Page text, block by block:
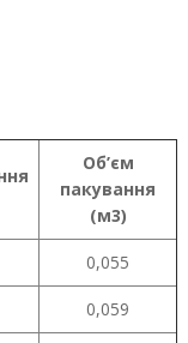
Об’єм
пакування
(м3)
0,055
0,059